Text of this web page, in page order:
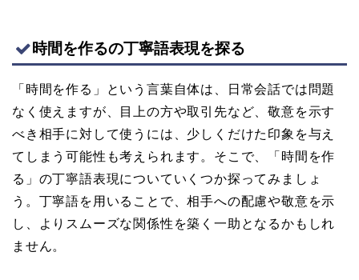
時間を作るの丁寧語表現を探る
「時間を作る」という言葉自体は、日常会話では問題
なく使えますが、目上の方や取引先など、敬意を示す
べき相手に対して使うには、少しくだけた印象を与え
てしまう可能性も考えられます。そこで、「時間を作
る」の丁寧語表現についていくつか探ってみましょ
う。丁寧語を用いることで、相手への配慮や敬意を示
し、よりスムーズな関係性を築く一助となるかもしれ
ません。